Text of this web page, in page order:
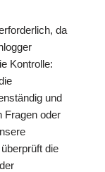
da
Kontrolle:
und
Fragen oder
die